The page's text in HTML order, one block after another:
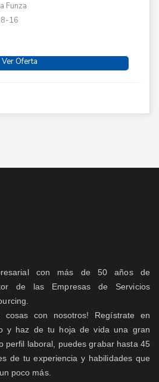
Funza
16
Ver Oferta
con más de 50 años de
de las Empresas de Servicios
cosas con nosotros! Regístrate en
y haz de tu hoja de vida una gran
perfil laboral, puedes grabar hasta 45
de tu experiencia y habilidades que
poco más.